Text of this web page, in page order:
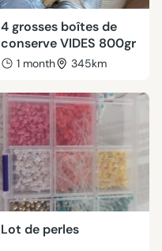
4 grosses boîtes de
conserve VIDES 800gr
1 month 345km
Lot de perles